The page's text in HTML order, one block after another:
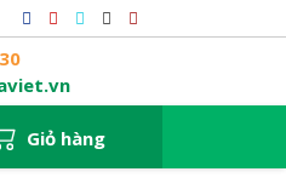
Giỏ hàng